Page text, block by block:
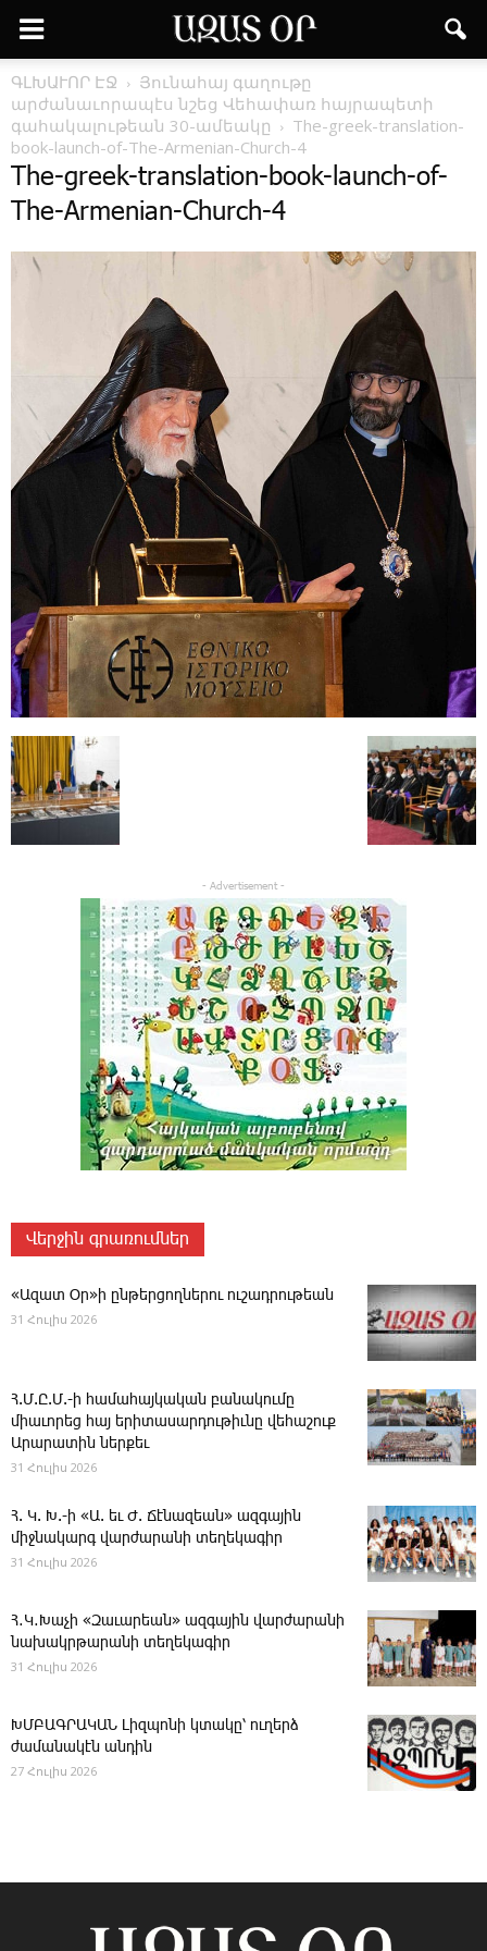
ԳԼԽԱՒՈՐ ԷՋ
Յունահայ գաղութը
արժանաւորապէս նշեց ­Վեհափառ հայրապետի
գահակալութեան 30-ամեակը
The-greek-translation-
book-launch-of-The-Armenian-Church-4
The-greek-translation-book-launch-of-
The-Armenian-Church-4
- Advertisement -
Վերջին գրառումներ
«Ազատ Օր»ի ընթերցողներու ուշադրութեան
31 Հուլիս 2026
Հ.Մ.Ը.Մ.-ի համահայկական բանակումը
միաւորեց հայ երիտասարդութիւնը վեհաշուք
Արարատին ներքեւ
31 Հուլիս 2026
Հ. Կ. Խ.-ի «Ա. եւ Ժ. ­Ճէնազեան» ազգային
միջնակարգ վարժարանի տեղեկագիր
31 Հուլիս 2026
Հ․Կ․Խաչի «Զաւարեան» ազգային վարժարանի
նախակրթարանի տեղեկագիր
31 Հուլիս 2026
ԽՄԲԱԳՐԱԿԱՆ ­Լիզպոնի կտակը՝ ուղերձ
ժամանակէն անդին
27 Հուլիս 2026